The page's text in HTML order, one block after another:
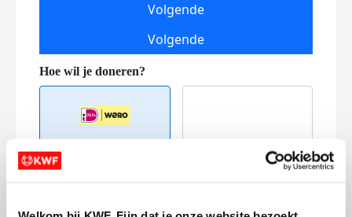
Volgende
Volgende